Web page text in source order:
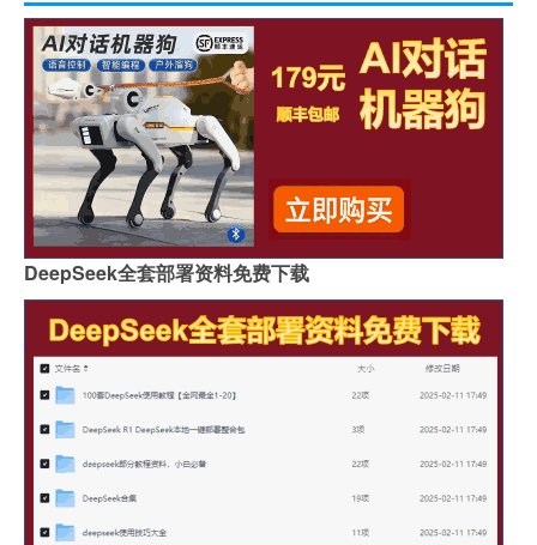
DeepSeek全套部署资料免费下载